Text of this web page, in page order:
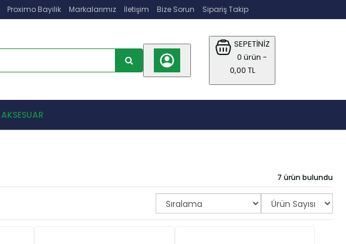
Proximo Bayilik Markalarımız İletişim Bize Sorun Sipariş Takip
SEPETİNİZ
0 ürün -
0,00 TL
AKSESUAR
7 ürün bulundu